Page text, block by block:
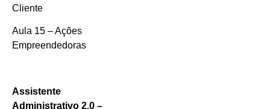
Cliente
Aula 15 – Ações
Empreendedoras
Assistente
Administrativo 2.0 –